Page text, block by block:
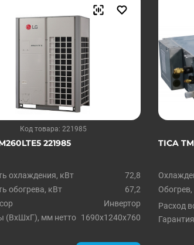
Код товара: 221985
221985
охлаждения, кВт
72,8
обогрева, кВт
67,2
Инвертор
(ВxШxГ), мм нетто 1690х1240х760
TICA
Расход
Гарантия